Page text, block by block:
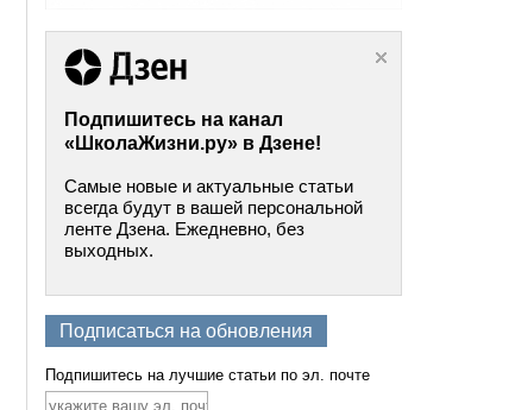
Подпишитесь на канал
«ШколаЖизни.ру» в Дзене!
Самые новые и актуальные статьи
всегда будут в вашей персональной
ленте Дзена. Ежедневно, без
выходных.
Подписаться на обновления
Подпишитесь на лучшие статьи по эл. почте